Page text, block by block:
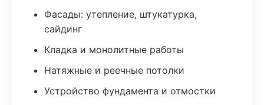
Фасады: утепление, штукатурка,
сайдинг
Кладка и монолитные работы
Натяжные и реечные потолки
Устройство фундамента и отмостки